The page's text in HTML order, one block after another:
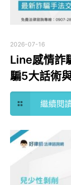
2026-07-16
Line感情詐
騙5大話術
繼續閱